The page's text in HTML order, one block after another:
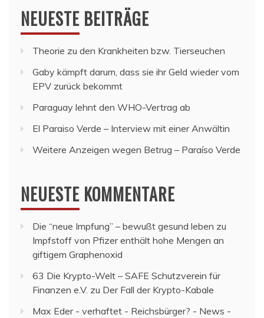
NEUESTE BEITRÄGE
Theorie zu den Krankheiten bzw. Tierseuchen
Gaby kämpft darum, dass sie ihr Geld wieder vom
EPV zurück bekommt
Paraguay lehnt den WHO-Vertrag ab
El Paraiso Verde – Interview mit einer Anwältin
Weitere Anzeigen wegen Betrug – Paraíso Verde
NEUESTE KOMMENTARE
Die “neue Impfung” – bewußt gesund leben zu
Impfstoff von Pfizer enthält hohe Mengen an
giftigem Graphenoxid
63 Die Krypto-Welt – SAFE Schutzverein für
Finanzen e.V. zu Der Fall der Krypto-Kabale
Max Eder - verhaftet - Reichsbürger? - News -